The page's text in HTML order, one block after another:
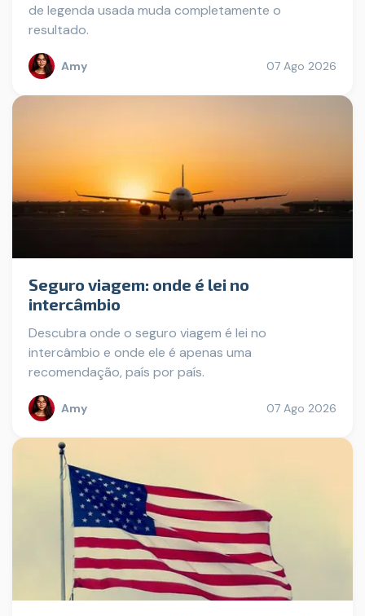
de legenda usada muda completamente o
resultado.
Amy 07 Ago 2026
Seguro viagem: onde é lei no
intercâmbio
Descubra onde o seguro viagem é lei no
intercâmbio e onde ele é apenas uma
recomendação, país por país.
Amy 07 Ago 2026